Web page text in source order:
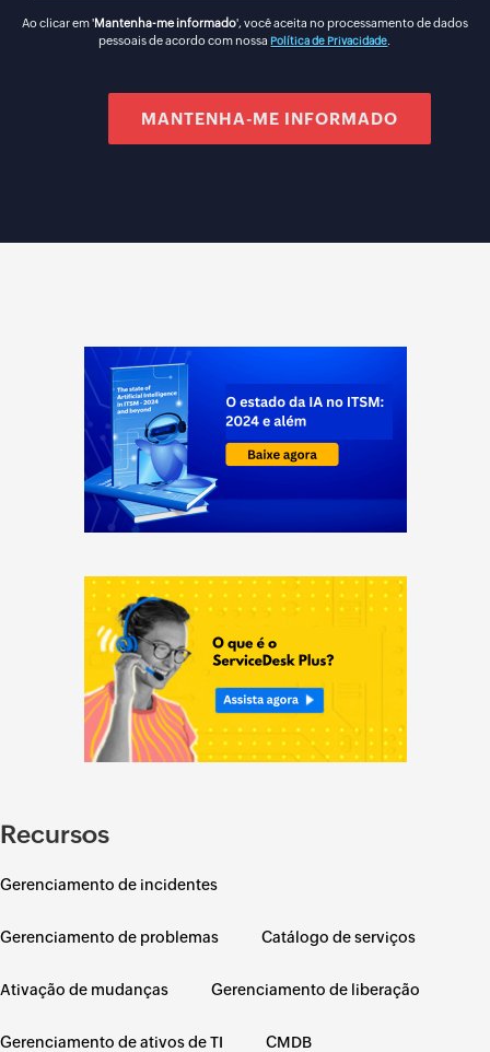
Ao clicar em 'Mantenha-me informado', você aceita no processamento de dados
pessoais de acordo com nossaPolítica de Privacidade
Recursos
Gerenciamento de incidentes
Gerenciamento de problemas Catálogo de serviços
Ativação de mudanças Gerenciamento de liberação
Gerenciamento de ativos de TI CMDB